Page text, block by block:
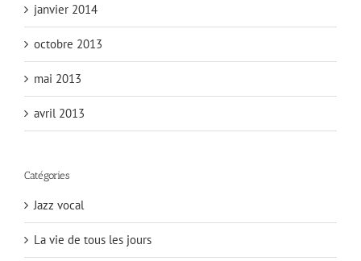
janvier 2014
octobre 2013
mai 2013
avril 2013
Catégories
Jazz vocal
La vie de tous les jours